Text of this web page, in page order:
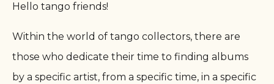
Hello tango friends!
Within the world of tango collectors, there are
those who dedicate their time to finding albums
by a specific artist, from a specific time, in a specific